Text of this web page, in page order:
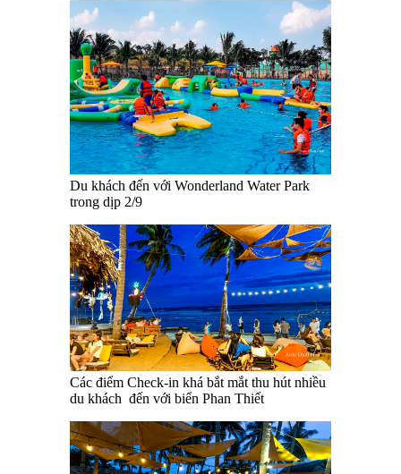
Du khách đến với Wonderland Water Park
trong dịp 2/9
Các điểm Check-in khá bắt mắt thu hút nhiều
du khách đến với biển Phan Thiết